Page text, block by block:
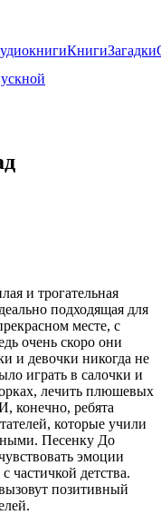
КнигиЗагадки
и трогательная
подходящая для
месте, с
очень скоро они
и девочки никогда не
играть в салочки и
лечить плюшевых
конечно, ребята
которые учили
Песенку До
эмоции
детства.
позитивный